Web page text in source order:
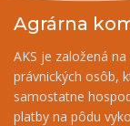
Agrárna
AKS je založená
právnických osôb,
samostatne
platby na pôdu